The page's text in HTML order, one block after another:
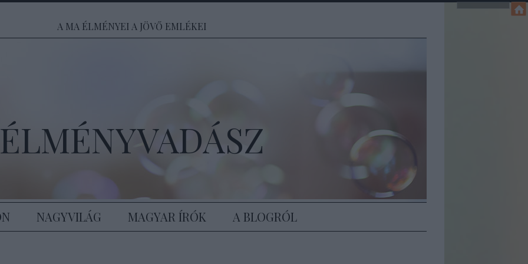
A MA ÉLMÉNYEI A JÖVŐ EMLÉKEI
ÉLMÉNYVADÁSZ
NAGYVILÁG MAGYAR ÍRÓK A BLOGRÓL